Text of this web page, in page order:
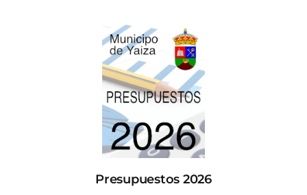
Presupuestos 2026